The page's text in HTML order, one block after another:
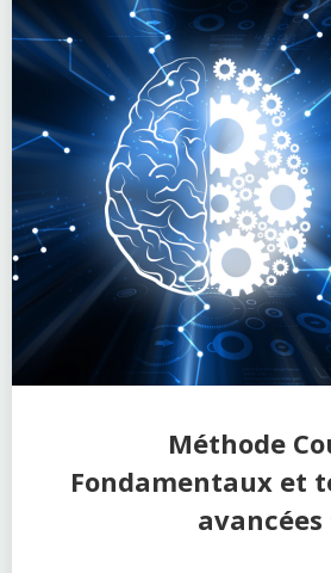
Méthode
Fondamentaux et
avancées